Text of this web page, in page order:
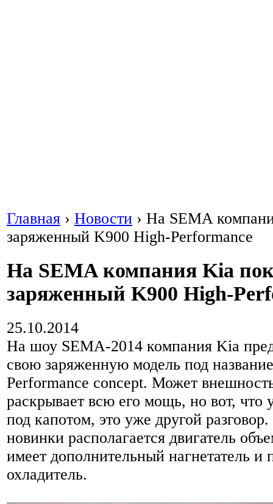
Главная › Новости › На SEMA
заряженный K900 High-Performance
На SEMA компания Kia
заряженный K900 High-
25.10.2014
На шоу SEMA-2014 компания Kia
свою заряженную модель под
Performance concept. Может
раскрывает всю его мощь, но вот, что
под капотом, это уже другой
новинки располагается двигатель
имеет дополнительный нагнетатель
охладитель.